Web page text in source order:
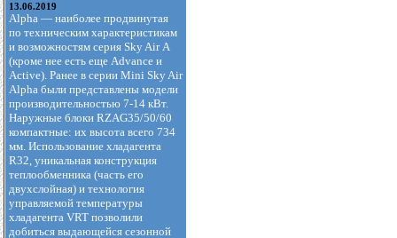
13.06.2019
Alpha — наиболее продвинутая
по техническим характеристикам
и возможностям серия Sky Air А
(кроме нее есть еще Advance и
Active). Ранее в серии Mini Sky Air
Alpha были представлены модели
производительностью 7-14 кВт.
Наружные блоки RZAG35/50/60
компактные: их высота всего 734
мм. Использование хладагента
R32, уникальная конструкция
теплообменника (часть его
двухслойная) и технология
управляемой температуры
хладагента VRT позволили
добиться выдающейся сезонной